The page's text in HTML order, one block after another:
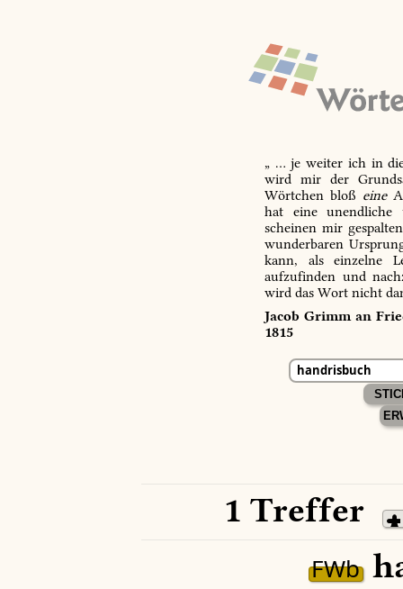
„ … je weiter ich in
wird mir der
Wörtchen bloß eine
hat eine unendliche
scheinen mir
wunderbaren
kann, als einzelne
aufzufinden und
wird das Wort nicht
Jacob Grimm an
1815
1 Treffer
FWb